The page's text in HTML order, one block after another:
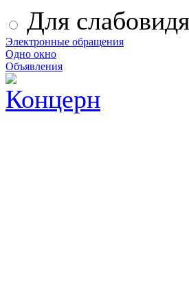
Для
Электронные обращения
Одно окно
Объявления